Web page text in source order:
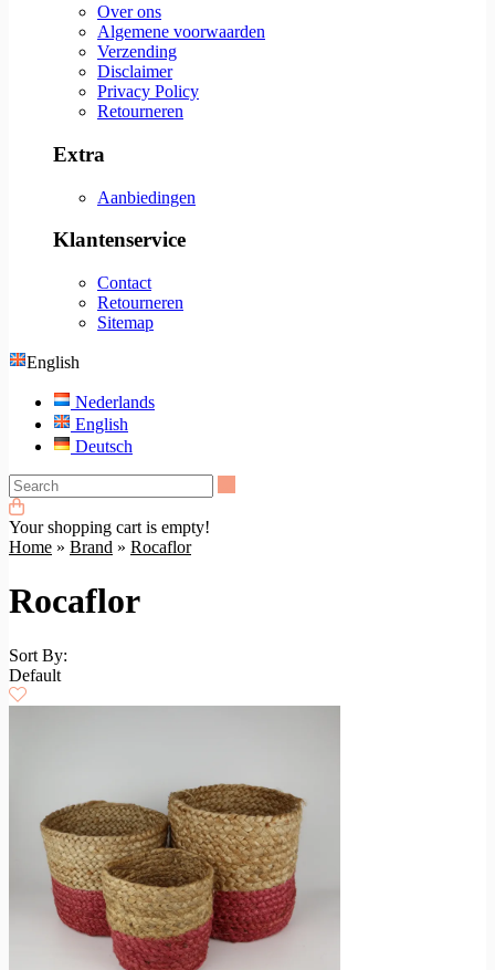
Over ons
Algemene voorwaarden
Verzending
Disclaimer
Privacy Policy
Retourneren
Extra
Aanbiedingen
Klantenservice
Contact
Retourneren
Sitemap
English
Nederlands
English
Deutsch
Your shopping cart is empty!
Home » Brand » Rocaflor
Rocaflor
Sort By:
Default